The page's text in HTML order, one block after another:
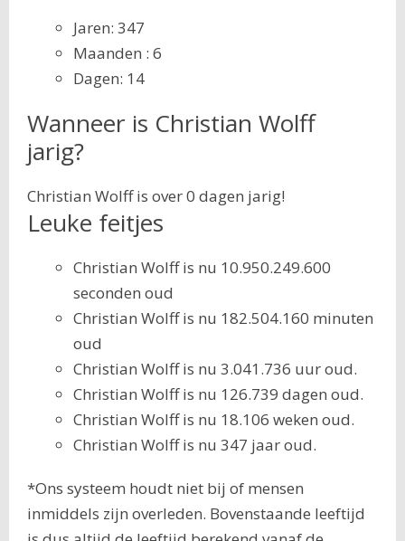
Jaren: 347
Maanden : 6
Dagen: 14
Wanneer is Christian Wolff
jarig?
Christian Wolff is over 0 dagen jarig!
Leuke feitjes
Christian Wolff is nu 10.950.249.600
seconden oud
Christian Wolff is nu 182.504.160 minuten
oud
Christian Wolff is nu 3.041.736 uur oud.
Christian Wolff is nu 126.739 dagen oud.
Christian Wolff is nu 18.106 weken oud.
Christian Wolff is nu 347 jaar oud.
*Ons systeem houdt niet bij of mensen
inmiddels zijn overleden. Bovenstaande leeftijd